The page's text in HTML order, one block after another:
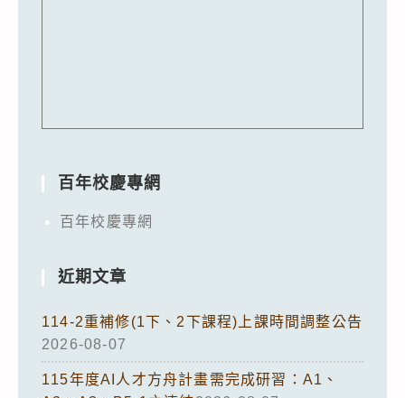
百年校慶專網
百年校慶專網
近期文章
114-2重補修(1下、2下課程)上課時間調整公告
2026-08-07
115年度AI人才方舟計畫需完成研習：A1、